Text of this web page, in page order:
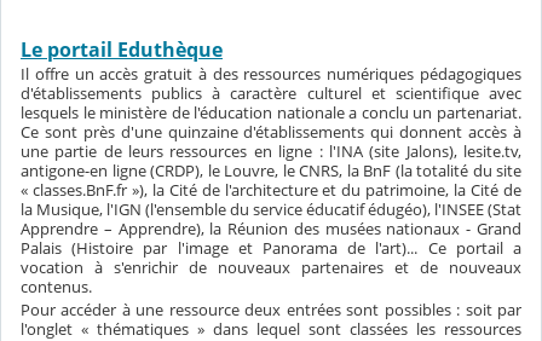
Le portail Eduthèque
Il offre un accès gratuit à des ressources numériques pédagogiques
d'établissements publics à caractère culturel et scientifique avec
lesquels le ministère de l'éducation nationale a conclu un partenariat.
Ce sont près d'une quinzaine d'établissements qui donnent accès à
une partie de leurs ressources en ligne : l'INA (site Jalons), lesite.tv,
antigone-en ligne (CRDP), le Louvre, le CNRS, la BnF (la totalité du site
« classes.BnF.fr »), la Cité de l'architecture et du patrimoine, la Cité de
la Musique, l'IGN (l'ensemble du service éducatif édugéo), l'INSEE (Stat
Apprendre – Apprendre), la Réunion des musées nationaux - Grand
Palais (Histoire par l'image et Panorama de l'art)... Ce portail a
vocation à s'enrichir de nouveaux partenaires et de nouveaux
contenus.
Pour accéder à une ressource deux entrées sont possibles : soit par
l'onglet « thématiques » dans lequel sont classées les ressources